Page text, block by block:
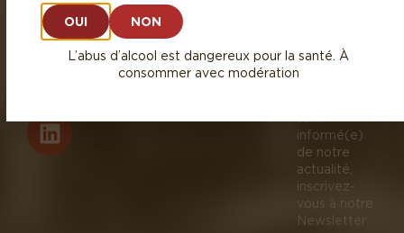
CONTACT
Retrait
au
NOS
!
tenir
informé(e)
de notre
actualité,
inscrivez-
vous à notre
Newsletter
OUI NON
L’abus d’alcool est dangereux pour la santé. À
consommer avec modération